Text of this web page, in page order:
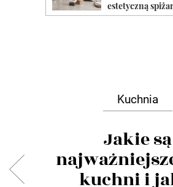
Kuchnia
Jakie są
kuchni i